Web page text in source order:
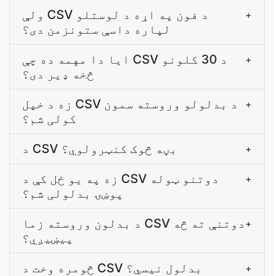
ولې CSV د فون په اړه د لوستلو
لپاره داسې ستونزمن دی؟
+
ایا دا مهمه ده چې CSV د 30 کلونو
څخه ډیر دی؟
+
زه د خپل CSV د بدلولو وروسته سمون
کولی شم؟
+
د CSV بڼه څوک کنټرولوي؟ +
زه په يو ځل کې د CSV دوتنو ټوله
پوښۍ بدلولی شم؟
+
د بدلون وروسته زما CSV دوتنې ته څه
پیښیږي؟
+
څومره وخت د CSV بدلول نیسي؟ +